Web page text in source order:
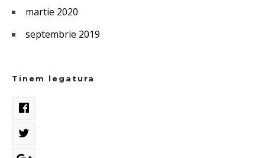
martie 2020
septembrie 2019
Tinem legatura